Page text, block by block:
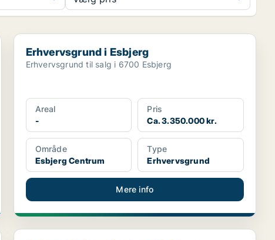
Erhvervsgrund i Esbjerg
Erhvervsgrund i Esbjerg
Erhvervsgrund til salg i 6700 Esbjerg
Areal
-
Pris
Ca. 3.350.000 kr.
Område
Esbjerg Centrum
Type
Erhvervsgrund
Mere info
Boligudlejningsejendom i Esbjerg